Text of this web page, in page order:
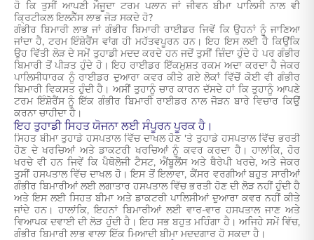
ਹੋ ਕਿ ਤੁਸੀਂ ਆਪਣੀ ਮੌਜੂਦਾ ਟਰਮ ਪਲਾਨ ਜਾਂ ਜੀਵਨ ਬੀਮਾ ਪਾਲਿਸੀ ਨਾਲ ਵੀ
ਕ੍ਰਿਟੀਕਲ ਇਲਨੈੱਸ ਲਾਭ ਜੋੜ ਸਕਦੇ ਹੋ?
ਗੰਭੀਰ ਬਿਮਾਰੀ ਲਾਭ ਜਾਂ ਗੰਭੀਰ ਬਿਮਾਰੀ ਰਾਈਡਰ ਜਿਵੇਂ ਕਿ ਉਹਨਾਂ ਨੂੰ ਜਾਣਿਆ
ਜਾਂਦਾ ਹੈ, ਟਰਮ ਇੰਸ਼ੋਰੈਂਸ ਵਾਂਗ ਹੀ ਮਹੱਤਵਪੂਰਨ ਹਨ। ਇਹ ਇਸ ਲਈ ਹੈ ਕਿਉਂਕਿ
ਉਹ ਵਿੱਤੀ ਲੋੜ ਦੇ ਸਮੇਂ ਤੁਹਾਡੀ ਮਦਦ ਕਰਦੇ ਹਨ ਜਦੋਂ ਤੁਸੀਂ ਜ਼ਿੰਦਾ ਹੁੰਦੇ ਹੋ ਪਰ ਗੰਭੀਰ
ਬਿਮਾਰੀ ਤੋਂ ਪੀੜਤ ਹੁੰਦੇ ਹੋ। ਇਹ ਰਾਈਡਰ ਇੱਕਮੁਸ਼ਤ ਰਕਮ ਅਦਾ ਕਰਦਾ ਹੈ ਜੇਕਰ
ਪਾਲਿਸੀਧਾਰਕ ਨੂੰ ਰਾਈਡਰ ਦੁਆਰਾ ਕਵਰ ਕੀਤੇ ਗਏ ਲੋਕਾਂ ਵਿੱਚੋਂ ਕੋਈ ਵੀ ਗੰਭੀਰ
ਬਿਮਾਰੀ ਵਿਕਸਤ ਹੁੰਦੀ ਹੈ। ਅਸੀਂ ਤੁਹਾਨੂੰ ਚਾਰ ਕਾਰਨ ਦੱਸਦੇ ਹਾਂ ਕਿ ਤੁਹਾਨੂੰ ਆਪਣੇ
ਟਰਮ ਇੰਸ਼ੋਰੈਂਸ ਨੂੰ ਇੱਕ ਗੰਭੀਰ ਬਿਮਾਰੀ ਰਾਈਡਰ ਨਾਲ ਜੋੜਨ ਬਾਰੇ ਵਿਚਾਰ ਕਿਉਂ
ਕਰਨਾ ਚਾਹੀਦਾ ਹੈ।
ਇਹ ਤੁਹਾਡੀ ਸਿਹਤ ਯੋਜਨਾ ਲਈ ਸੰਪੂਰਨ ਪੂਰਕ ਹੈ।
ਸਿਹਤ ਬੀਮਾ ਤੁਹਾਡੇ ਹਸਪਤਾਲ ਵਿੱਚ ਦਾਖਲ ਹੋਣ 'ਤੇ ਤੁਹਾਡੇ ਹਸਪਤਾਲ ਵਿੱਚ ਭਰਤੀ
ਹੋਣ ਦੇ ਖਰਚਿਆਂ ਅਤੇ ਡਾਕਟਰੀ ਖਰਚਿਆਂ ਨੂੰ ਕਵਰ ਕਰਦਾ ਹੈ। ਹਾਲਾਂਕਿ, ਹੋਰ
ਖਰਚੇ ਵੀ ਹਨ ਜਿਵੇਂ ਕਿ ਪੈਥੋਲੋਜੀ ਟੈਸਟ, ਐਂਬੂਲੈਂਸ ਅਤੇ ਥੈਰੇਪੀ ਖਰਚੇ, ਅਤੇ ਜੇਕਰ
ਤੁਸੀਂ ਹਸਪਤਾਲ ਵਿੱਚ ਦਾਖਲ ਹੋ। ਇਸ ਤੋਂ ਇਲਾਵਾ, ਕੈਂਸਰ ਵਰਗੀਆਂ ਬਹੁਤ ਸਾਰੀਆਂ
ਗੰਭੀਰ ਬਿਮਾਰੀਆਂ ਲਈ ਲਗਾਤਾਰ ਹਸਪਤਾਲ ਵਿੱਚ ਭਰਤੀ ਹੋਣ ਦੀ ਲੋੜ ਨਹੀਂ ਹੁੰਦੀ ਹੈ
ਅਤੇ ਇਸ ਲਈ ਸਿਹਤ ਬੀਮਾ ਅਤੇ ਡਾਕਟਰੀ ਪਾਲਿਸੀਆਂ ਦੁਆਰਾ ਕਵਰ ਨਹੀਂ ਕੀਤੇ
ਜਾਂਦੇ ਹਨ। ਹਾਲਾਂਕਿ, ਇਹਨਾਂ ਬਿਮਾਰੀਆਂ ਲਈ ਵਾਰ-ਵਾਰ ਹਸਪਤਾਲ ਜਾਣ ਅਤੇ
ਵਿਆਪਕ ਦਵਾਈ ਦੀ ਲੋੜ ਹੁੰਦੀ ਹੈ। ਇਹ ਸਭ ਬਹੁਤ ਮਹਿੰਗਾ ਹੈ। ਅਜਿਹੇ ਸਮੇਂ ਵਿੱਚ,
ਗੰਭੀਰ ਬਿਮਾਰੀ ਲਾਭ ਵਾਲਾ ਇੱਕ ਮਿਆਦੀ ਬੀਮਾ ਮਦਦਗਾਰ ਹੋ ਸਕਦਾ ਹੈ।